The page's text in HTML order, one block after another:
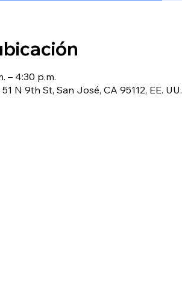
– 4:30 p.m.
N 9th St, San José, CA 95112, EE. UU.